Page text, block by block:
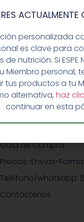
GUIA RAPIDA Y
Guía de Compra
Precios-Envíos-
Teléfono/whatsapp:
Contáctenos
ACTUALMENTE
personalizada
es clave para
nutrición. Si ESPE
Miembro personal,
tus productos a tu
alternativa,haz
continuar en esta